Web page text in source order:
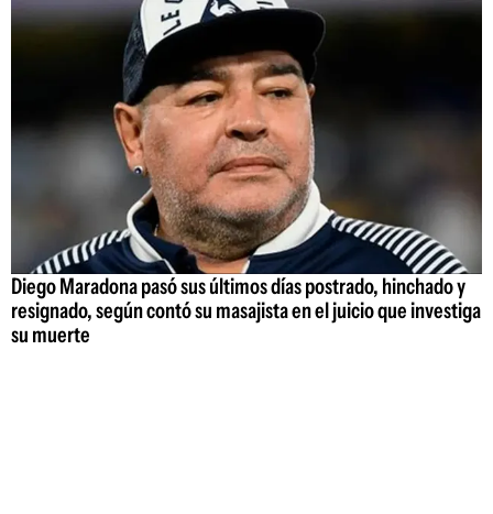
Diego Maradona pasó sus últimos días postrado, hinchado y
resignado, según contó su masajista en el juicio que investiga
su muerte